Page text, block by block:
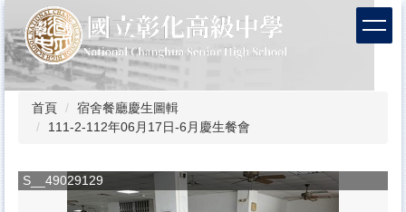
到
主
要
內
首頁
宿舍餐廳慶生圖輯
111-2-112年06月17日-6月慶生餐會
S__49029129